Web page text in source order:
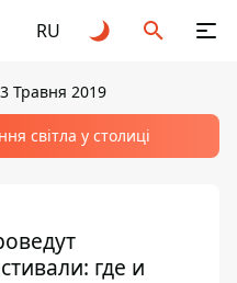
RU
Травня 2019
світла у столиці
где и